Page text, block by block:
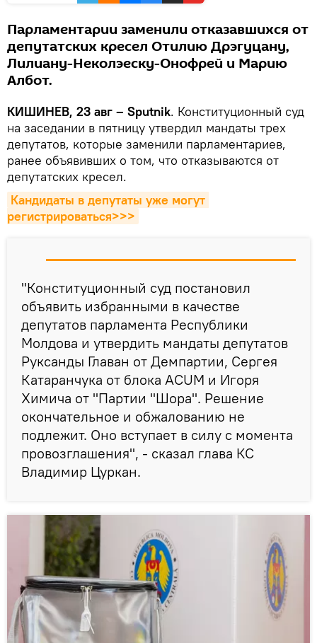
Парламентарии заменили отказавшихся от
депутатских кресел Отилию Дрэгуцану,
Лилиану-Неколэеску-Онофрей и Марию
Албот.
КИШИНЕВ, 23 авг – Sputnik. Конституционный суд
на заседании в пятницу утвердил мандаты трех
депутатов, которые заменили парламентариев,
ранее объявивших о том, что отказываются от
депутатских кресел.
Кандидаты в депутаты уже могут
регистрироваться>>>
"Конституционный суд постановил
объявить избранными в качестве
депутатов парламента Республики
Молдова и утвердить мандаты депутатов
Руксанды Главан от Демпартии, Сергея
Катаранчука от блока ACUM и Игоря
Химича от "Партии "Шора". Решение
окончательное и обжалованию не
подлежит. Оно вступает в силу с момента
провозглашения", - сказал глава КС
Владимир Цуркан.